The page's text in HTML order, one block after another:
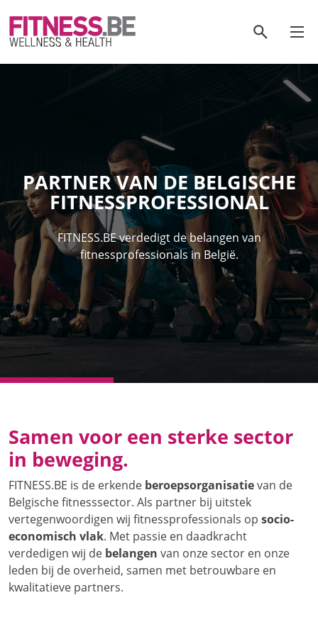
zoeken
PARTNER VAN DE BELGISCHE
FITNESSPROFESSIONAL
FITNESS.BE verdedigt de belangen van
fitnessprofessionals in België.
Samen voor een sterke sector
in beweging.
FITNESS.BE is de erkende beroepsorganisatievan de
Belgische fitnesssector. Als partner bij uitstek
vertegenwoordigen wij fitnessprofessionals op socio-
economisch vlak. Met passie en daadkracht
verdedigen wij de belangen van onze sector en onze
leden bij de overheid, samen met betrouwbare en
kwalitatieve partners.